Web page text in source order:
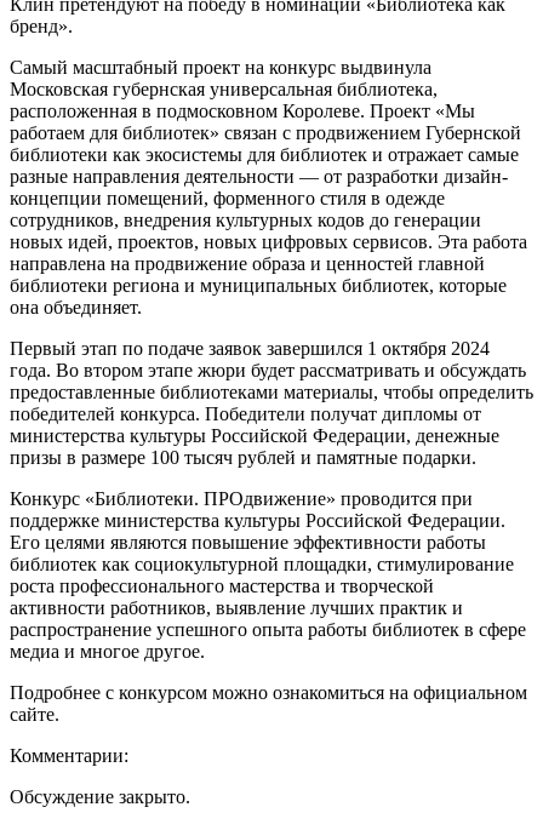
бренд».
Самый масштабный проект на конкурс выдвинула
Московская губернская универсальная библиотека,
расположенная в подмосковном Королеве. Проект «Мы
работаем для библиотек» связан с продвижением Губернской
библиотеки как экосистемы для библиотек и отражает самые
разные направления деятельности — от разработки дизайн-
концепции помещений, форменного стиля в одежде
сотрудников, внедрения культурных кодов до генерации
новых идей, проектов, новых цифровых сервисов. Эта работа
направлена на продвижение образа и ценностей главной
библиотеки региона и муниципальных библиотек, которые
она объединяет.
Первый этап по подаче заявок завершился 1 октября 2024
года. Во втором этапе жюри будет рассматривать и обсуждать
предоставленные библиотеками материалы, чтобы определить
победителей конкурса. Победители получат дипломы от
министерства культуры Российской Федерации, денежные
призы в размере 100 тысяч рублей и памятные подарки.
Конкурс «Библиотеки. ПРОдвижение» проводится при
поддержке министерства культуры Российской Федерации.
Его целями являются повышение эффективности работы
библиотек как социокультурной площадки, стимулирование
роста профессионального мастерства и творческой
активности работников, выявление лучших практик и
распространение успешного опыта работы библиотек в сфере
медиа и многое другое.
Подробнее с конкурсом можно ознакомиться на официальном
сайте.
Комментарии:
Обсуждение закрыто.